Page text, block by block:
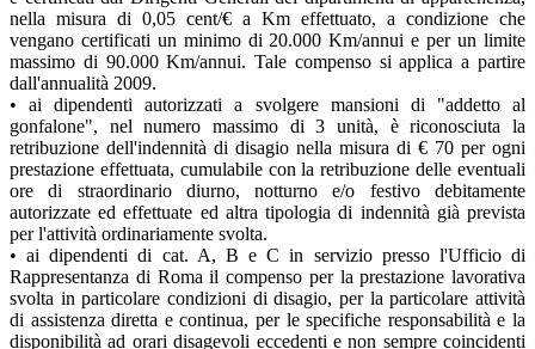
nella misura di 0,05 cent/€ a Km effettuato, a condizione che
vengano certificati un minimo di 20.000 Km/annui e per un limite
massimo di 90.000 Km/annui. Tale compenso si applica a partire
dall'annualità 2009.
• ai dipendenti autorizzati a svolgere mansioni di "addetto al
gonfalone", nel numero massimo di 3 unità, è riconosciuta la
retribuzione dell'indennità di disagio nella misura di € 70 per ogni
prestazione effettuata, cumulabile con la retribuzione delle eventuali
ore di straordinario diurno, notturno e/o festivo debitamente
autorizzate ed effettuate ed altra tipologia di indennità già prevista
per l'attività ordinariamente svolta.
• ai dipendenti di cat. A, B e C in servizio presso l'Ufficio di
Rappresentanza di Roma il compenso per la prestazione lavorativa
svolta in particolare condizioni di disagio, per la particolare attività
di assistenza diretta e continua, per le specifiche responsabilità e la
disponibilità ad orari disagevoli eccedenti e non sempre coincidenti